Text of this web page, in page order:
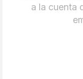
a la cuenta